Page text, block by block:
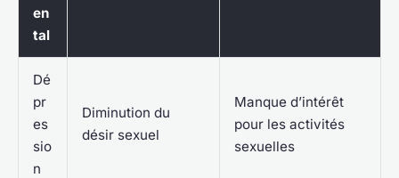
en
tal
Dé
pr
es
sio
n
Diminution du
désir sexuel
Manque d’intérêt
pour les activités
sexuelles